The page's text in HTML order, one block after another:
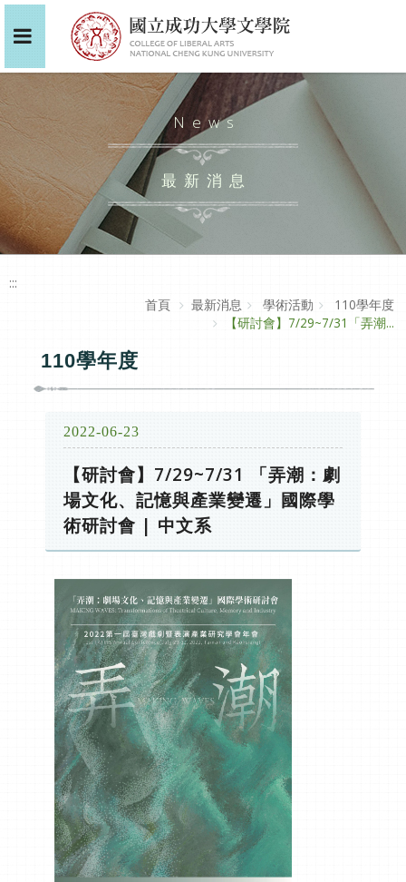
News
最新消息
:::
首頁
最新消息 學術活動
110學年度
【研討會】7/29~7/31「弄潮...
110學年度
2022-06-23
【研討會】7/29~7/31 「弄潮：劇
場文化、記憶與產業變遷」國際學
術研討會 | 中文系